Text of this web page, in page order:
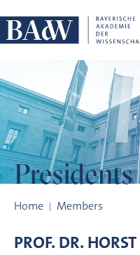
Presidents
Home Members
PROF. DR. HORST